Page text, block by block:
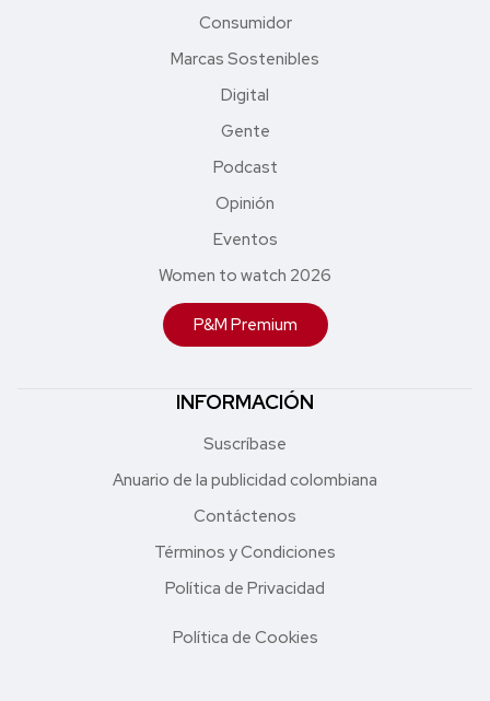
Consumidor
Marcas Sostenibles
Digital
Gente
Podcast
Opinión
Eventos
Women to watch 2026
P&M Premium
INFORMACIÓN
Suscríbase
Anuario de la publicidad colombiana
Contáctenos
Términos y Condiciones
Política de Privacidad
Política de Cookies